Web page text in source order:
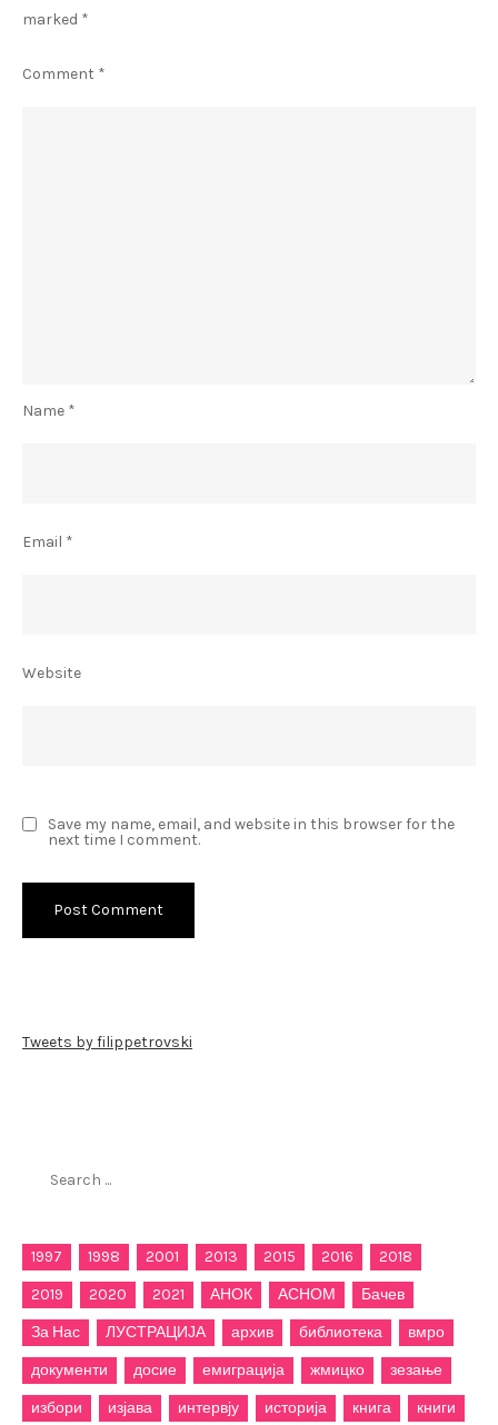
marked *
Comment *
Name *
Email *
Website
Save my name, email, and website in this browser for the
next time I comment.
Tweets by filippetrovski
1997 1998 2001 2013 2015 2016
2018
2019
2020 2021 АНОК АСНОМ
Бачев
За Нас
ЛУСТРАЦИЈА архив библиотека
вмро
документи
досие емиграција жмицко
зезање
избори
изјава интервју историја книга
книги